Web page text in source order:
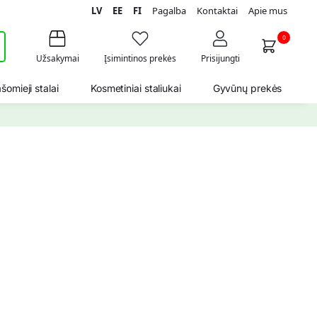
LV EE FI Pagalba Kontaktai Apie mus
Užsakymai Įsimintinos prekės Prisijungti
0
stalai Kosmetiniai staliukai Gyvūnų prekės